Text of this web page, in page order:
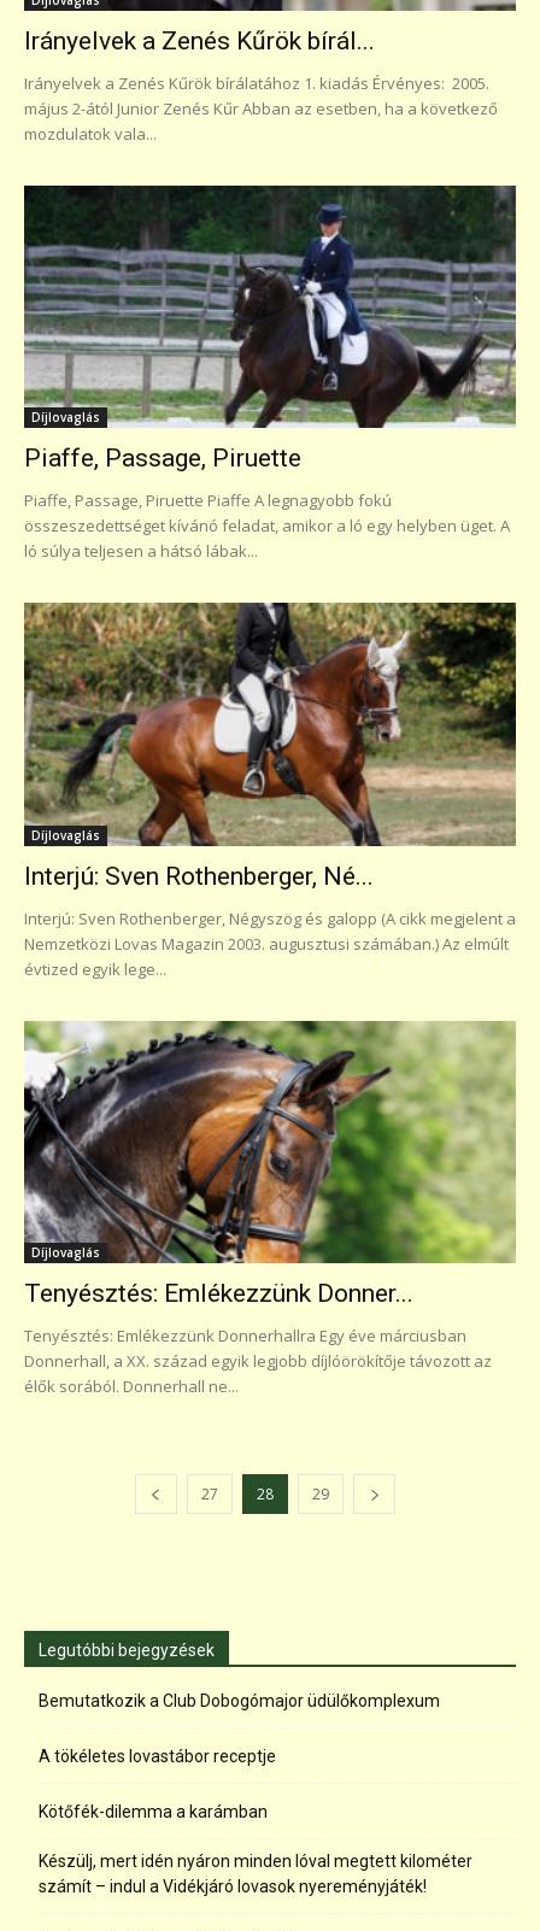
Irányelvek a Zenés Kűrök bírál...
Irányelvek a Zenés Kűrök bírálatához 1. kiadás Érvényes: 2005.
május 2-ától Junior Zenés Kűr Abban az esetben, ha a következő
mozdulatok vala...
Díjlovaglás
Piaffe, Passage, Piruette
Piaffe, Passage, Piruette Piaffe A legnagyobb fokú
összeszedettséget kívánó feladat, amikor a ló egy helyben üget. A
ló súlya teljesen a hátsó lábak...
Díjlovaglás
Interjú: Sven Rothenberger, Né...
Interjú: Sven Rothenberger, Négyszög és galopp (A cikk megjelent a
Nemzetközi Lovas Magazin 2003. augusztusi számában.) Az elmúlt
évtized egyik lege...
Díjlovaglás
Tenyésztés: Emlékezzünk Donner...
Tenyésztés: Emlékezzünk Donnerhallra Egy éve márciusban
Donnerhall, a XX. század egyik legjobb díjlóörökítője távozott az
élők sorából. Donnerhall ne...
27 28 29
Legutóbbi bejegyzések
Bemutatkozik a Club Dobogómajor üdülőkomplexum
A tökéletes lovastábor receptje
Kötőfék-dilemma a karámban
Készülj, mert idén nyáron minden lóval megtett kilométer
számít – indul a Vidékjáró lovasok nyereményjáték!